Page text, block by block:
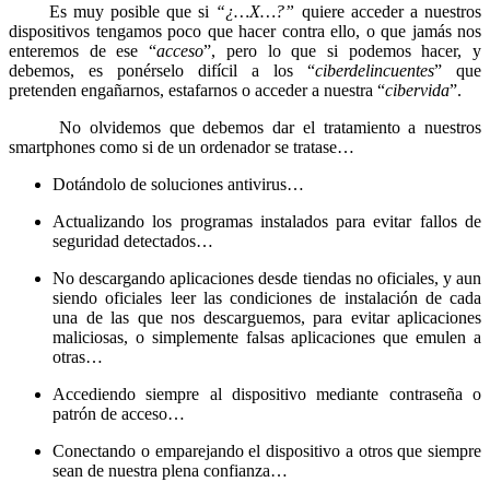
Es muy posible que si “¿…X…?” quiere acceder a nuestros
dispositivos tengamos poco que hacer contra ello, o que jamás nos
enteremos de ese “acceso”, pero lo que si podemos hacer, y
debemos, es ponérselo difícil a los “ciberdelincuentes” que
pretenden engañarnos, estafarnos o acceder a nuestra “cibervida”.
No olvidemos que debemos dar el tratamiento a nuestros
smartphones como si de un ordenador se tratase…
Dotándolo de soluciones antivirus…
Actualizando los programas instalados para evitar fallos de
seguridad detectados…
No descargando aplicaciones desde tiendas no oficiales, y aun
siendo oficiales leer las condiciones de instalación de cada
una de las que nos descarguemos, para evitar aplicaciones
maliciosas, o simplemente falsas aplicaciones que emulen a
otras…
Accediendo siempre al dispositivo mediante contraseña o
patrón de acceso…
Conectando o emparejando el dispositivo a otros que siempre
sean de nuestra plena confianza…